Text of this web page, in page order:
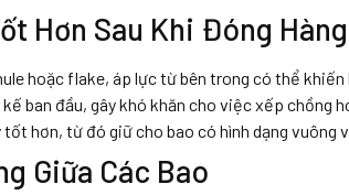
Hơn Sau Khi Đóng Hàng
hoặc flake, áp lực từ bên trong có thể
ban đầu, gây khó khăn cho việc xếp chồng
hơn, từ đó giữ cho bao có hình dạng vuông
Giữa Các Bao